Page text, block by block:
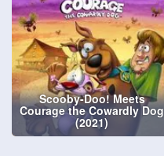
Scooby-Doo! Meets
Courage the Cowardly Dog
(2021)